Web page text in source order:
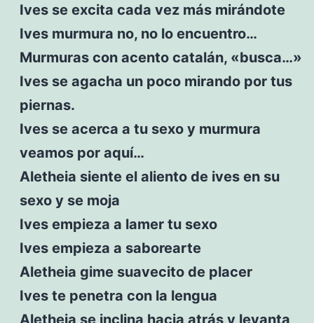
Ives se excita cada vez más mirándote
Ives murmura no, no lo encuentro…
Murmuras con acento catalán, «busca…»
Ives se agacha un poco mirando por tus
piernas.
Ives se acerca a tu sexo y murmura
veamos por aquí…
Aletheia siente el aliento de ives en su
sexo y se moja
Ives empieza a lamer tu sexo
Ives empieza a saborearte
Aletheia gime suavecito de placer
Ives te penetra con la lengua
Aletheia se inclina hacia atrás y levanta